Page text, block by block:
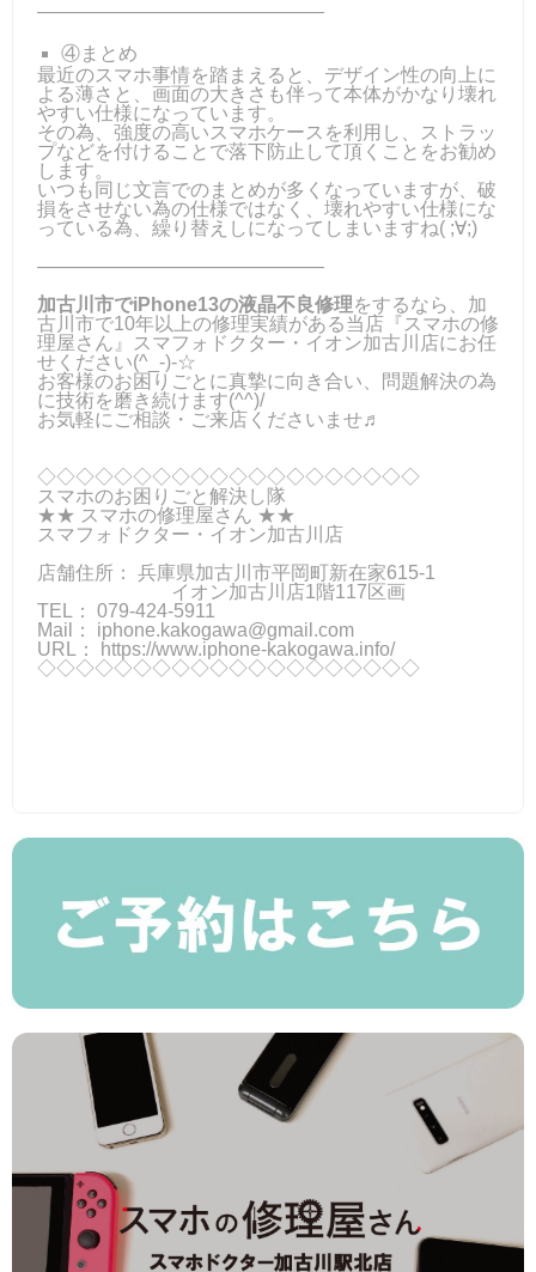
―――――――――――――――
④まとめ
最近のスマホ事情を踏まえると、デザイン性の向上に
よる薄さと、画面の大きさも伴って本体がかなり壊れ
やすい仕様になっています。
その為、強度の高いスマホケースを利用し、ストラッ
プなどを付けることで落下防止して頂くことをお勧め
します。
いつも同じ文言でのまとめが多くなっていますが、破
損をさせない為の仕様ではなく、壊れやすい仕様にな
っている為、繰り替えしになってしまいますね( ;∀;)
―――――――――――――――
加古川市でiPhone13の液晶不良修理をするなら、加
古川市で10年以上の修理実績がある当店『スマホの修
理屋さん』スマフォドクター・イオン加古川店にお任
せください(^_-)-☆
お客様のお困りごとに真摯に向き合い、問題解決の為
に技術を磨き続けます(^^)/
お気軽にご相談・ご来店くださいませ♬
◇◇◇◇◇◇◇◇◇◇◇◇◇◇◇◇◇◇◇◇
スマホのお困りごと解決し隊
★★ スマホの修理屋さん ★★
スマフォドクター・イオン加古川店
店舗住所： 兵庫県加古川市平岡町新在家615-1
イオン加古川店1階117区画
TEL： 079-424-5911
Mail： iphone.kakogawa@gmail.com
URL： https://www.iphone-kakogawa.info/
◇◇◇◇◇◇◇◇◇◇◇◇◇◇◇◇◇◇◇◇